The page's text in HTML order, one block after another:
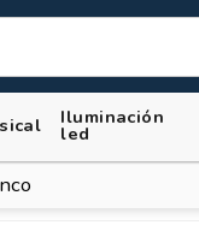
Iluminación
led